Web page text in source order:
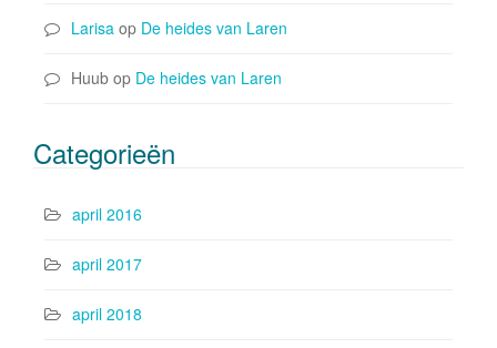
Larisa op De heides van Laren
Huub op De heides van Laren
Categorieën
april 2016
april 2017
april 2018